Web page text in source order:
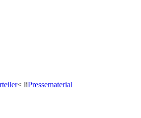
< liPressematerial